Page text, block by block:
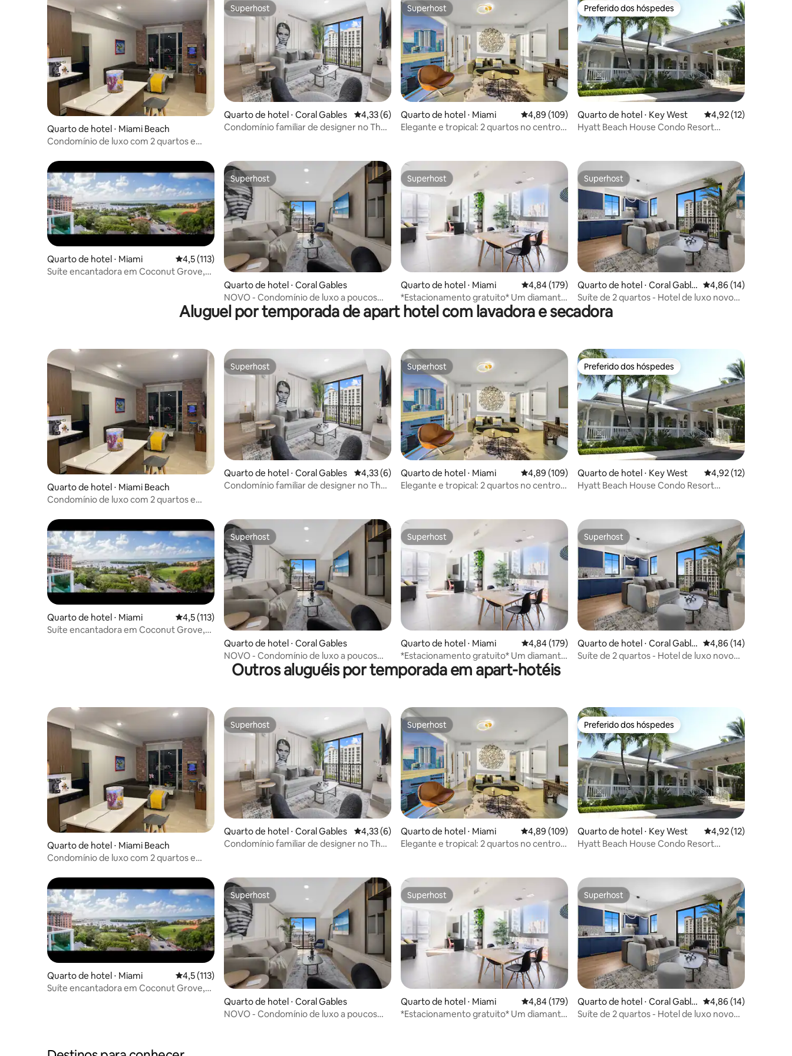
Quarto de hotel ⋅ Miami Beach
Condomínio de luxo com 2 quartos e
Superhost
Superhost
Quarto de hotel ⋅ Coral Gables 4,33 de uma avaliação média de 5, 6 avaliações
4,33 (6)
Condomínio familiar de designer no The
Superhost
Superhost
Quarto de hotel ⋅ Miami 4,89 de uma avaliação média de 5, 109 avaliações
4,89 (109)
Elegante e tropical: 2 quartos no centro
Preferido dos hóspedes
Preferido dos hóspedes
Quarto de hotel ⋅ Key West 4,92 de uma
4,92 (12)
Hyatt Beach House Condo Resort
Quarto de hotel ⋅ Miami 4,5 de uma avaliação média de 5, 113 avaliações
4,5 (113)
Suíte encantadora em Coconut Grove,
Superhost
Superhost
Quarto de hotel ⋅ Coral Gables
NOVO - Condomínio de luxo a poucos
passos do Merrick Park
Superhost
Superhost
Quarto de hotel ⋅ Miami 4,84 de uma avaliação média de 5, 179 avaliações
4,84 (179)
*Estacionamento gratuito* Um diamante
no centro de Miami
Superhost
Superhost
Quarto de hotel ⋅ Coral Gable
s
4,86 de uma
4,86 (14)
Suíte de 2 quartos - Hotel de luxo novo
em folha com piscina no terraço
Aluguel por temporada de apart hotel com lavadora e secadora
Quarto de hotel ⋅ Miami Beach
Condomínio de luxo com 2 quartos e
Superhost
Superhost
Quarto de hotel ⋅ Coral Gables 4,33 de uma avaliação média de 5, 6 avaliações
4,33 (6)
Condomínio familiar de designer no The
Superhost
Superhost
Quarto de hotel ⋅ Miami 4,89 de uma avaliação média de 5, 109 avaliações
4,89 (109)
Elegante e tropical: 2 quartos no centro
Preferido dos hóspedes
Preferido dos hóspedes
Quarto de hotel ⋅ Key West 4,92 de uma
4,92 (12)
Hyatt Beach House Condo Resort
Quarto de hotel ⋅ Miami 4,5 de uma avaliação média de 5, 113 avaliações
4,5 (113)
Suíte encantadora em Coconut Grove,
Superhost
Superhost
Quarto de hotel ⋅ Coral Gables
NOVO - Condomínio de luxo a poucos
passos do Merrick Park
Superhost
Superhost
Quarto de hotel ⋅ Miami 4,84 de uma avaliação média de 5, 179 avaliações
4,84 (179)
*Estacionamento gratuito* Um diamante
no centro de Miami
Superhost
Superhost
Quarto de hotel ⋅ Coral Gable
s
4,86 de uma
4,86 (14)
Suíte de 2 quartos - Hotel de luxo novo
Outros aluguéis por temporada em apart-hotéis
Quarto de hotel ⋅ Miami Beach
Condomínio de luxo com 2 quartos e
Superhost
Superhost
Quarto de hotel ⋅ Coral Gables 4,33 de uma avaliação média de 5, 6 avaliações
4,33 (6)
Condomínio familiar de designer no The
Superhost
Superhost
Quarto de hotel ⋅ Miami 4,89 de uma avaliação média de 5, 109 avaliações
4,89 (109)
Elegante e tropical: 2 quartos no centro
Preferido dos hóspedes
Preferido dos hóspedes
Quarto de hotel ⋅ Key West 4,92 de uma
4,92 (12)
Hyatt Beach House Condo Resort
Quarto de hotel ⋅ Miami 4,5 de uma avaliação média de 5, 113 avaliações
4,5 (113)
Suíte encantadora em Coconut Grove,
Superhost
Superhost
Quarto de hotel ⋅ Coral Gables
NOVO - Condomínio de luxo a poucos
Superhost
Superhost
Quarto de hotel ⋅ Miami 4,84 de uma avaliação média de 5, 179 avaliações
4,84 (179)
*Estacionamento gratuito* Um diamante
Superhost
Superhost
Quarto de hotel ⋅ Coral Gable
s
4,86 de uma
4,86 (14)
Suíte de 2 quartos - Hotel de luxo novo